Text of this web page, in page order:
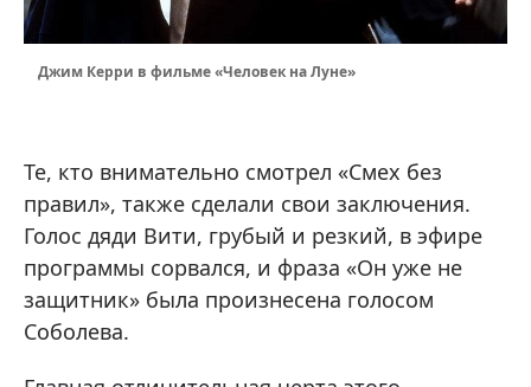
Джим Керри в фильме «Человек на Луне»
Те, кто внимательно смотрел «Смех без
правил», также сделали свои заключения.
Голос дяди Вити, грубый и резкий, в эфире
программы сорвался, и фраза «Он уже не
защитник» была произнесена голосом
Соболева.